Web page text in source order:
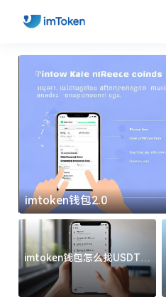
imtoken钱包2.0
imtoken钱包怎么找USDT地
址？三步搞定不踩坑